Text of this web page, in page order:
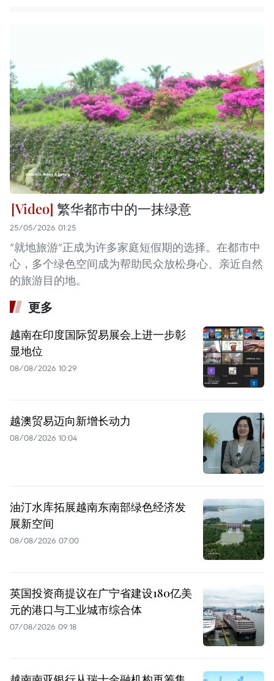
繁华都市中的一抹绿意
25/05/2026 01:25
“就地旅游”正成为许多家庭短假期的选择。在都市中
心，多个绿色空间成为帮助民众放松身心、亲近自然
的旅游目的地。
更多
越南在印度国际贸易展会上进一步彰
显地位
08/08/2026 10:29
越澳贸易迈向新增长动力
08/08/2026 10:04
油汀水库拓展越南东南部绿色经济发
展新空间
08/08/2026 07:00
英国投资商提议在广宁省建设180亿美
元的港口与工业城市综合体
07/08/2026 09:18